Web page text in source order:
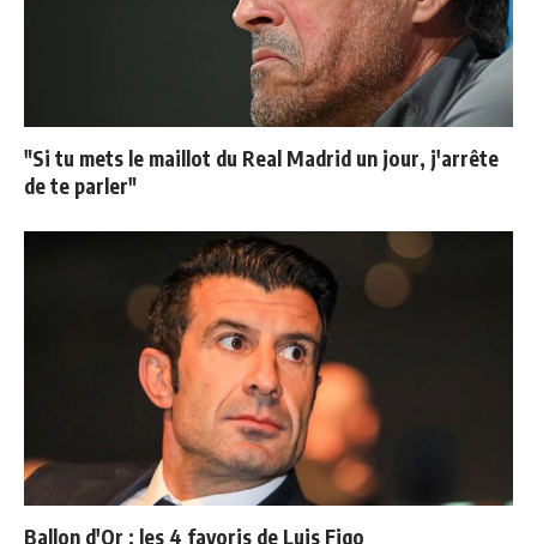
"Si tu mets le maillot du Real Madrid un jour, j'arrête
de te parler"
Ballon d'Or : les 4 favoris de Luis Figo